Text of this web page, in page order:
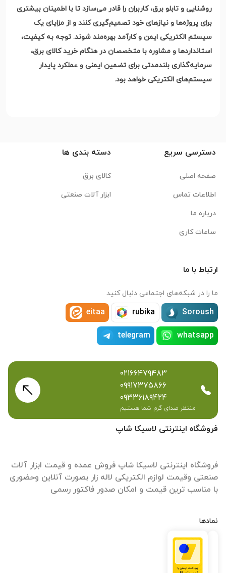
روشنایی و تابلو برق، کاربران را قادر می‌سازد تا با اطمینان بیشتری
برای پروژه‌ها و نیازهای خود تصمیم‌گیری کنند و از مزایای یک
سیستم الکتریکی ایمن و کارآمد بهره‌مند شوند. توجه به کیفیت،
استانداردها و مشاوره با متخصصان در هنگام خرید کالای برق،
سرمایه‌گذاری بلندمدتی برای تضمین ایمنی و عملکرد پایدار
سیستم‌های الکتریکی خواهد بود.
فروشگاه اینترنتی لاسیکا شاپ
فروشگاه اینترنتی لاسیکا شاپ فروش عمده و قیمت ابزار آلات
صنعتی وقیمت لوازم الکتریکی لاله زار بصورت آنلاین وحضوری
با مناسب ترین قیمت و امکان صدور فاکتور رسمی
نمادها
دسترسی سریع
صفحه اصلی
اطلاعات تماس
درباره ما
ساعات کاری
دسته بندی ها
کالای برق
ابزار آلات صنعتی
ارتباط با ما
ما را در شبکه‌های اجتماعی دنبال کنید
Soroush
rubika
eitaa
whatsapp
telegram
۰۲۱۶۶۴۷۹۴۸۳
۰۹۹۱۷۳۷۵۸۶۶
۰۹۳۳۶۱۸۹۴۲۴
منتظر صدای گرم شما هستیم